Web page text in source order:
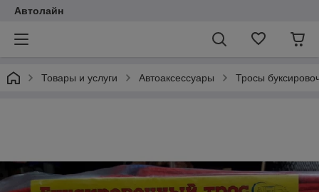
Автолайн
Товары и услуги Автоаксессуары Тросы